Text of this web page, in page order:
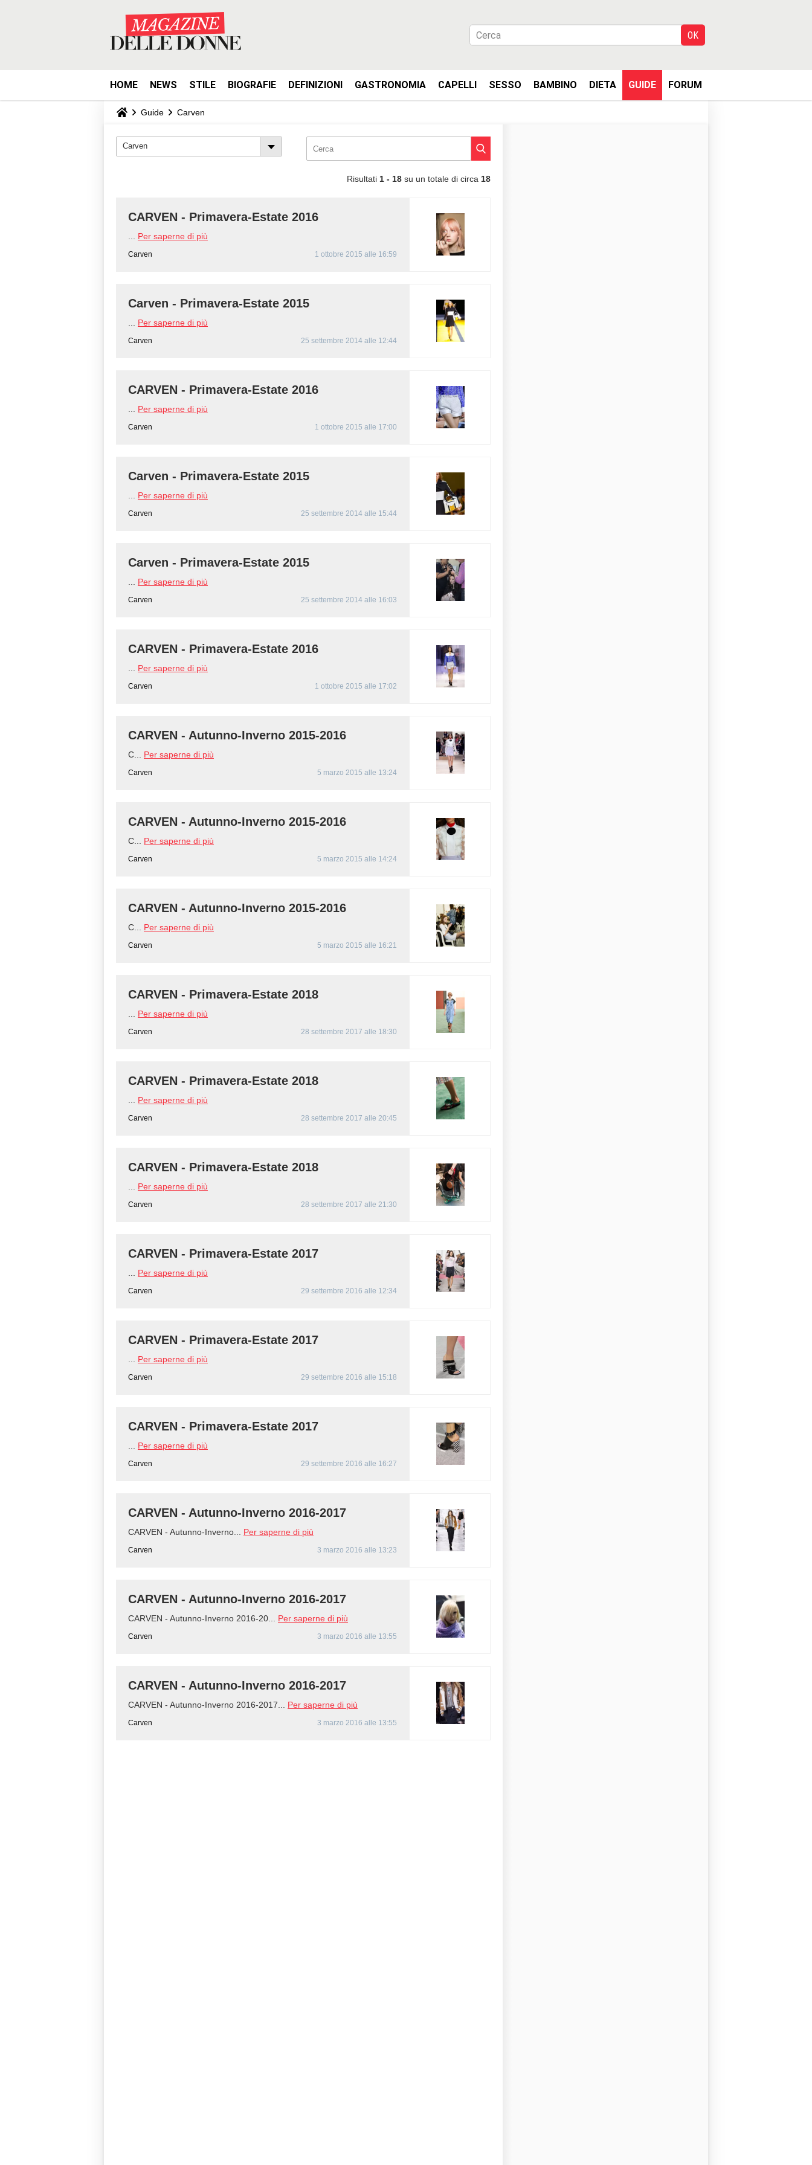
HOME NEWS STILE BIOGRAFIE DEFINIZIONI GASTRONOMIA CAPELLI SESSO BAMBINO DIETA GUIDE FORUM
Guide Carven
Carven
Risultati 1 - 18 su un totale di circa 18
CARVEN - Primavera-Estate 2016
Per saperne di più
Carven 1 ottobre 2015 alle 16:59
Carven - Primavera-Estate 2015
Per saperne di più
Carven 25 settembre 2014 alle 12:44
CARVEN - Primavera-Estate 2016
Per saperne di più
Carven 1 ottobre 2015 alle 17:00
Carven - Primavera-Estate 2015
Per saperne di più
Carven 25 settembre 2014 alle 15:44
Carven - Primavera-Estate 2015
Per saperne di più
Carven 25 settembre 2014 alle 16:03
CARVEN - Primavera-Estate 2016
Per saperne di più
Carven 1 ottobre 2015 alle 17:02
CARVEN - Autunno-Inverno 2015-2016
C... Per saperne di più
Carven 5 marzo 2015 alle 13:24
CARVEN - Autunno-Inverno 2015-2016
C... Per saperne di più
Carven 5 marzo 2015 alle 14:24
CARVEN - Autunno-Inverno 2015-2016
C... Per saperne di più
Carven 5 marzo 2015 alle 16:21
CARVEN - Primavera-Estate 2018
Per saperne di più
Carven 28 settembre 2017 alle 18:30
CARVEN - Primavera-Estate 2018
Per saperne di più
Carven 28 settembre 2017 alle 20:45
CARVEN - Primavera-Estate 2018
Per saperne di più
Carven 28 settembre 2017 alle 21:30
CARVEN - Primavera-Estate 2017
Per saperne di più
Carven 29 settembre 2016 alle 12:34
CARVEN - Primavera-Estate 2017
Per saperne di più
Carven 29 settembre 2016 alle 15:18
CARVEN - Primavera-Estate 2017
Per saperne di più
Carven 29 settembre 2016 alle 16:27
CARVEN - Autunno-Inverno 2016-2017
CARVEN - Autunno-Inverno... Per saperne di più
Carven 3 marzo 2016 alle 13:23
CARVEN - Autunno-Inverno 2016-2017
CARVEN - Autunno-Inverno 2016-20... Per saperne di più
Carven 3 marzo 2016 alle 13:55
CARVEN - Autunno-Inverno 2016-2017
CARVEN - Autunno-Inverno 2016-2017... Per saperne di più
Carven 3 marzo 2016 alle 13:55